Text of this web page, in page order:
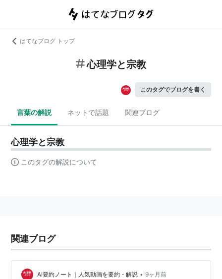
はてなブログ トップ
心理学と宗教
このタグでブログを書く
言葉の解説 ネットで話題 関連ブログ
心理学と宗教
このタグの解説について
関連ブログ
AI要約ノート｜人気動画を要約・解説 • 9ヶ月前